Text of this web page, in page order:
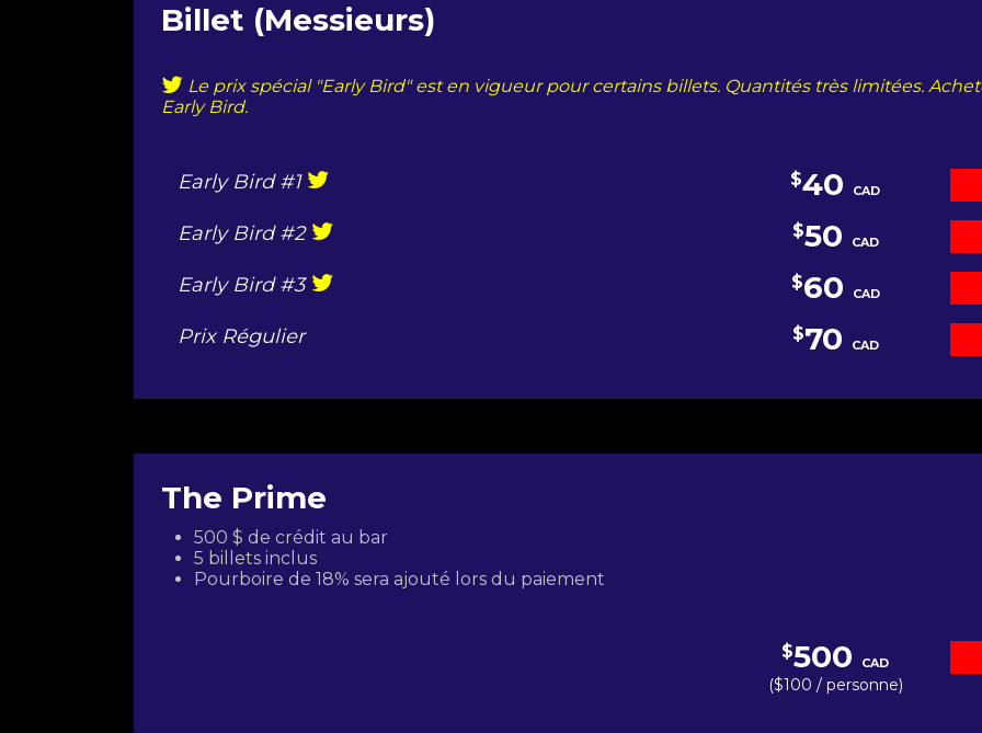
Billet (Messieurs)
Le prix spécial "Early Bird" est en vigueur pour certains billets. Quantités très limitées.
Early Bird.
Early Bird #1 $40 CAD
Early Bird #2 $50 CAD
Early Bird #3 $60 CAD
Prix Régulier $70 CAD
The Prime
500 $ de crédit au bar
5 billets inclus
Pourboire de 18% sera ajouté lors du paiement
$500 CAD
($100 / personne)